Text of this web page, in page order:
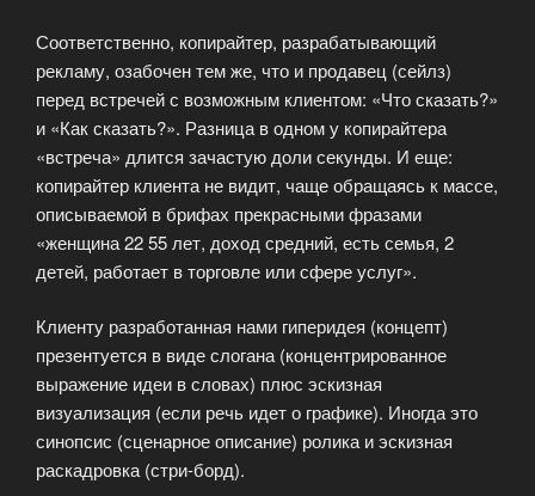
Соответственно, копирайтер, разрабатывающий
рекламу, озабочен тем же, что и продавец (сейлз)
перед встречей с возможным клиентом: «Что сказать?»
и «Как сказать?». Разница в одном у копирайтера
«встреча» длится зачастую доли секунды. И еще:
копирайтер клиента не видит, чаще обращаясь к массе,
описываемой в брифах прекрасными фразами
«женщина 22 55 лет, доход средний, есть семья, 2
детей, работает в торговле или сфере услуг».
Клиенту разработанная нами гиперидея (концепт)
презентуется в виде слогана (концентрированное
выражение идеи в словах) плюс эскизная
визуализация (если речь идет о графике). Иногда это
синопсис (сценарное описание) ролика и эскизная
раскадровка (стри-борд).